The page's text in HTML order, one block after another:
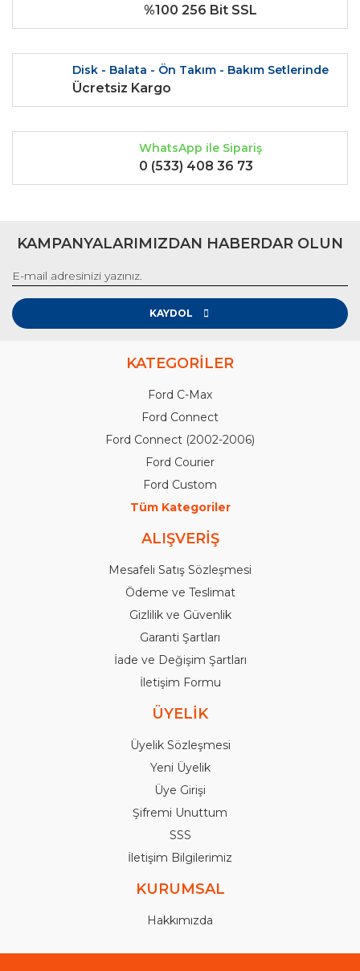
Gönder
%100 256 Bit SSL
Disk - Balata - Ön Takım - Bakım Setlerinde
Ücretsiz Kargo
WhatsApp ile Sipariş
0 (533) 408 36 73
KAMPANYALARIMIZDAN HABERDAR OLUN
KAYDOL
KATEGORİLER
Ford C-Max
Ford Connect
Ford Connect (2002-2006)
Ford Courier
Ford Custom
Tüm Kategoriler
ALIŞVERİŞ
Mesafeli Satış Sözleşmesi
Ödeme ve Teslimat
Gizlilik ve Güvenlik
Garanti Şartları
İade ve Değişim Şartları
İletişim Formu
ÜYELİK
Üyelik Sözleşmesi
Yeni Üyelik
Üye Girişi
Şifremi Unuttum
SSS
İletişim Bilgilerimiz
KURUMSAL
Hakkımızda